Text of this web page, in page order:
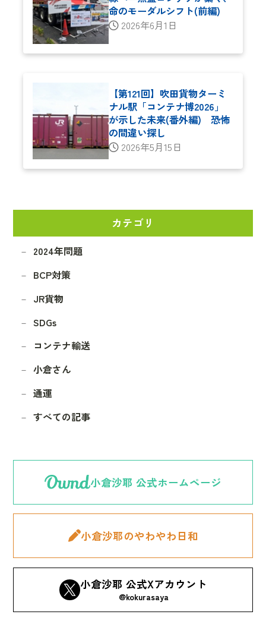
命のモーダルシフト(前編)
2026年6月1日
【第121回】吹田貨物ターミ
ナル駅「コンテナ博2026」
が示した未来(番外編) 恐怖
の間違い探し
2026年5月15日
カテゴリ
2024年問題
BCP対策
JR貨物
SDGs
コンテナ輸送
小倉さん
通運
すべての記事
小倉沙耶 公式ホームページ
小倉沙耶のやわやわ日和
小倉沙耶 公式Xアカウント
@kokurasaya